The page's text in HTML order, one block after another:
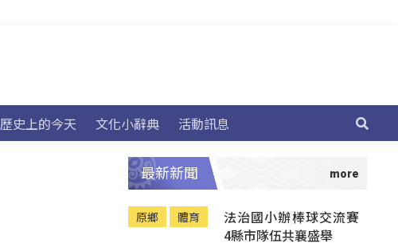
歷史上的今天 文化小辭典 活動訊息
最新新聞
原鄉 體育
法治國小辦棒球交流賽
4縣市隊伍共襄盛舉